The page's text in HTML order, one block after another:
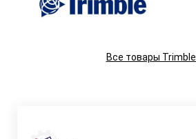
Все товары Trimble